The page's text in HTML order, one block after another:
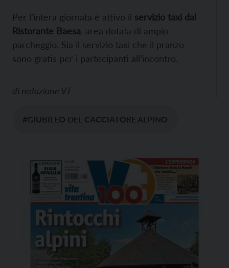
Per l’intera giornata è attivo il servizio taxi dal
Ristorante Baesa , area dotata di ampio
parcheggio. Sia il servizio taxi che il pranzo
sono gratis per i partecipanti all’incontro.
di redazione VT
#GIUBILEO DEL CACCIATORE ALPINO